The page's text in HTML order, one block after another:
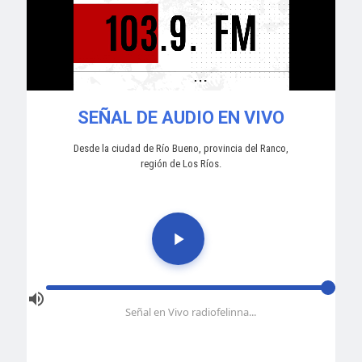
SEÑAL DE AUDIO EN VIVO
Desde la ciudad de Río Bueno, provincia del Ranco,
región de Los Ríos.
Señal en Vivo radiofelinna...